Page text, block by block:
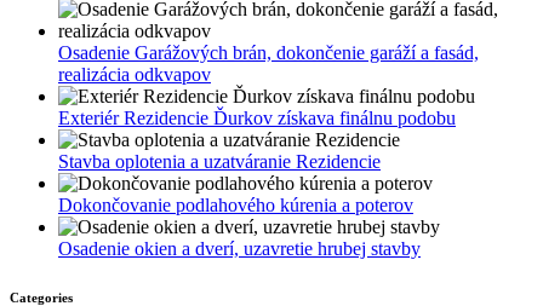
Osadenie Garážových brán, dokončenie garáží a fasád,
realizácia odkvapov
Exteriér Rezidencie Ďurkov získava finálnu podobu
Stavba oplotenia a uzatváranie Rezidencie
Dokončovanie podlahového kúrenia a poterov
Osadenie okien a dverí, uzavretie hrubej stavby
Categories